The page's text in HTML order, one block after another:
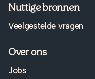
Nuttige bronnen
Veelgestelde vragen
Over ons
Jobs